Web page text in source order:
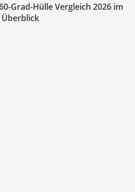
Grad-Hülle Vergleich 2026 im
Überblick